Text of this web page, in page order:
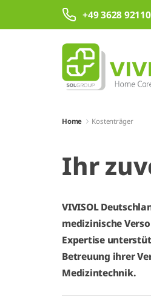
Zum Hauptinhalt springen
+49 3628
Home Kostenträger
Ihr
VIVISOL
medizinische
Expertise
Betreuung ihrer
Medizintechnik.